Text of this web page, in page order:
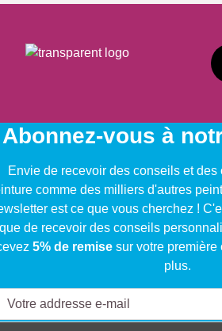
Abonnez-vous à
Envie de recevoir des conseils et des
comme des milliers d'autres
est ce que vous cherchez !
que de recevoir des conseils
5% de remise sur votre première
plus.